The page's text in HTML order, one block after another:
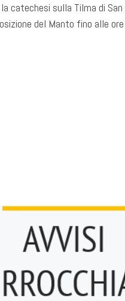
sulla Tilma di San
del Manto fino alle